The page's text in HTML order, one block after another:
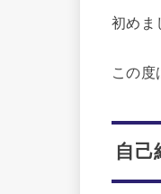
初めま
この度
自己